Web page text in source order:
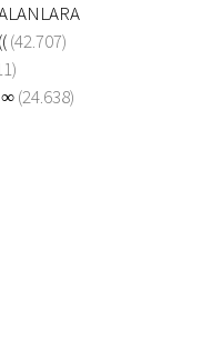
(42.707)
∞(24.638)